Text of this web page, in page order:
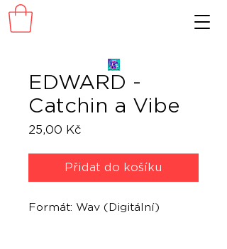
EDWARD -
Catchin a Vibe
25,00 Kč
Přidat do košíku
Formát: Wav (Digitální)